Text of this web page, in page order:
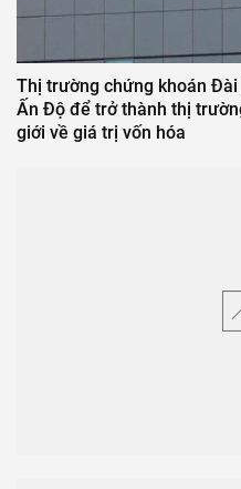
Thị trường chứng khoán
Ấn Độ để trở thành thị
giới về giá trị vốn hóa